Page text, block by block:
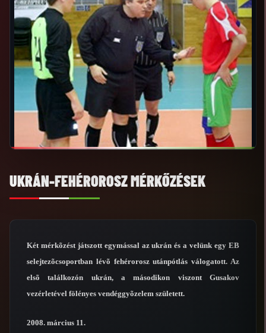
UKRÁN-FEHÉROROSZ MÉRKŐZÉSEK
Két mérkõzést játszott egymással az ukrán és a velünk egy EB
selejtezõcsoportban lévõ fehérorosz utánpótlás válogatott. Az
elsõ találkozón ukrán, a másodikon viszont Gusakov
vezérletével fölényes vendéggyõzelem született.
2008. március 11.